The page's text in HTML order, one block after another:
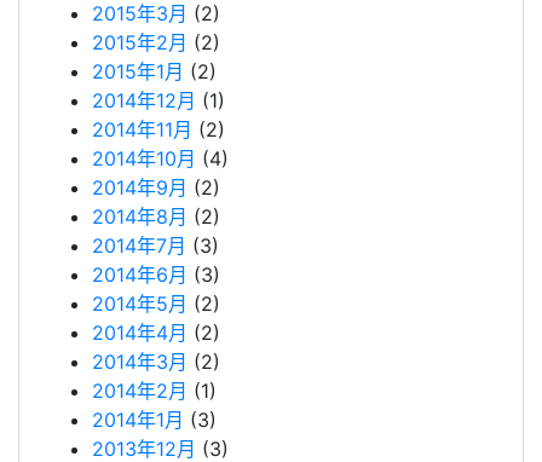
2015年3月 (2)
2015年2月 (2)
2015年1月 (2)
2014年12月 (1)
2014年11月 (2)
2014年10月 (4)
2014年9月 (2)
2014年8月 (2)
2014年7月 (3)
2014年6月 (3)
2014年5月 (2)
2014年4月 (2)
2014年3月 (2)
2014年2月 (1)
2014年1月 (3)
2013年12月 (3)